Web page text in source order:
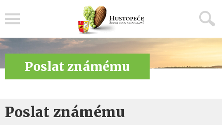
Poslat známému
Poslat známému